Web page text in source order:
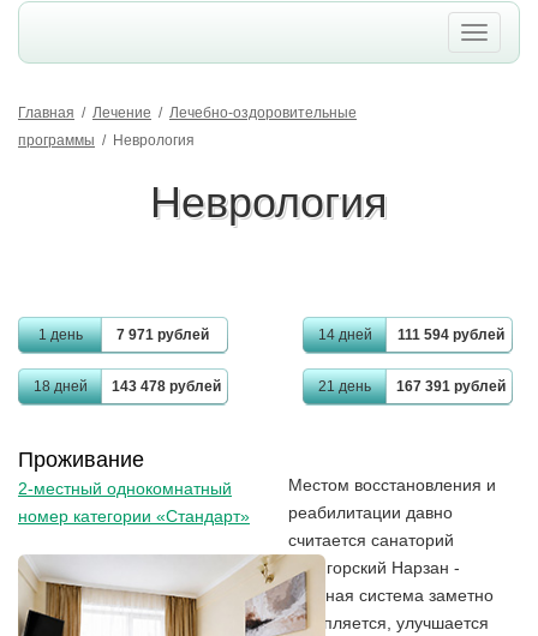
Главная / Лечение / Лечебно-оздоровительные
программы / Неврология
Неврология
1 день 7 971 рублей 14 дней 111 594 рублей
18 дней 143 478 рублей 21 день 167 391 рублей
Проживание
2-местный однокомнатный
номер категории «Стандарт»
Местом восстановления и
реабилитации давно
считается санаторий
Пятигорский Нарзан -
нервная система заметно
укрепляется, улучшается